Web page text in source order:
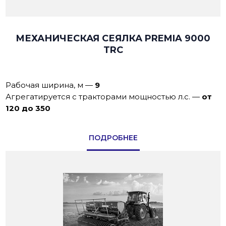
МЕХАНИЧЕСКАЯ СЕЯЛКА PREMIA 9000
TRC
Рабочая ширина, м — 9
Агрегатируется с тракторами мощностью л.с. — от
120 до 350
ПОДРОБНЕЕ